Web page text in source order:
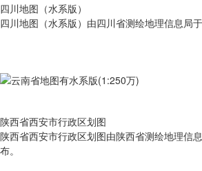
四川地图（水系版）
四川地图（水系版）由四川省测绘地理信息局
陕西省西安市行政区划图
陕西省西安市行政区划图由陕西省测绘地理信
布。